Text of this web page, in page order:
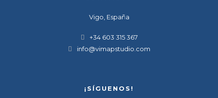
Vigo, España
+34 603 315 367
info@vimapstudio.com
¡SÍGUENOS!